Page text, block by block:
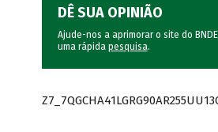
DÊ SUA OPINIÃO
Ajude-nos a aprimorar o site do
uma rápida pesquisa.